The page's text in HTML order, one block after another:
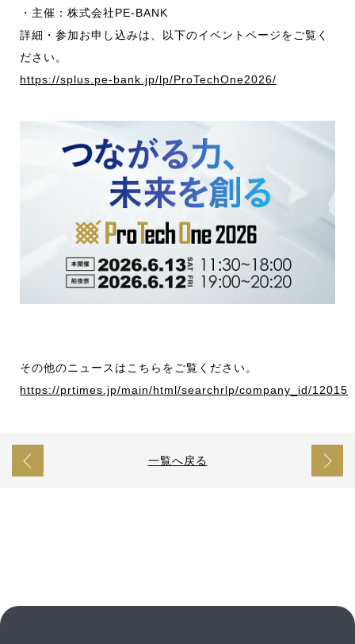
・主催：株式会社PE-BANK
詳細・参加お申し込みは、以下のイベントページをご覧く
ださい。
https://splus.pe-bank.jp/lp/ProTechOne2026/
その他のニュースはこちらをご覧ください。
https://prtimes.jp/main/html/searchrlp/company_id/12015
一覧へ戻る